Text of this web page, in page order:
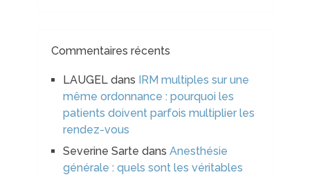
Commentaires récents
LAUGELdans
IRM multiples sur une
même ordonnance : pourquoi les
patients doivent parfois multiplier les
rendez-vous
Severine Sarte dans Anesthésie
générale : quels sont les véritables